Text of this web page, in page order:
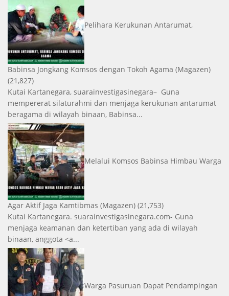
Pelihara Kerukunan Antarumat,
Babinsa Jongkang Komsos dengan Tokoh Agama (Magazen)
(21,827)
Kutai Kartanegara, suarainvestigasinegara– Guna
mempererat silaturahmi dan menjaga kerukunan antarumat
beragama di wilayah binaan, Babinsa...
Melalui Komsos Babinsa Himbau Warga
Agar Aktif Jaga Kamtibmas (Magazen) (21,753)
Kutai Kartanegara. suarainvestigasinegara.com- Guna
menjaga keamanan dan ketertiban yang ada di wilayah
binaan, anggota <a...
Warga Pasuruan Dapat Pendampingan